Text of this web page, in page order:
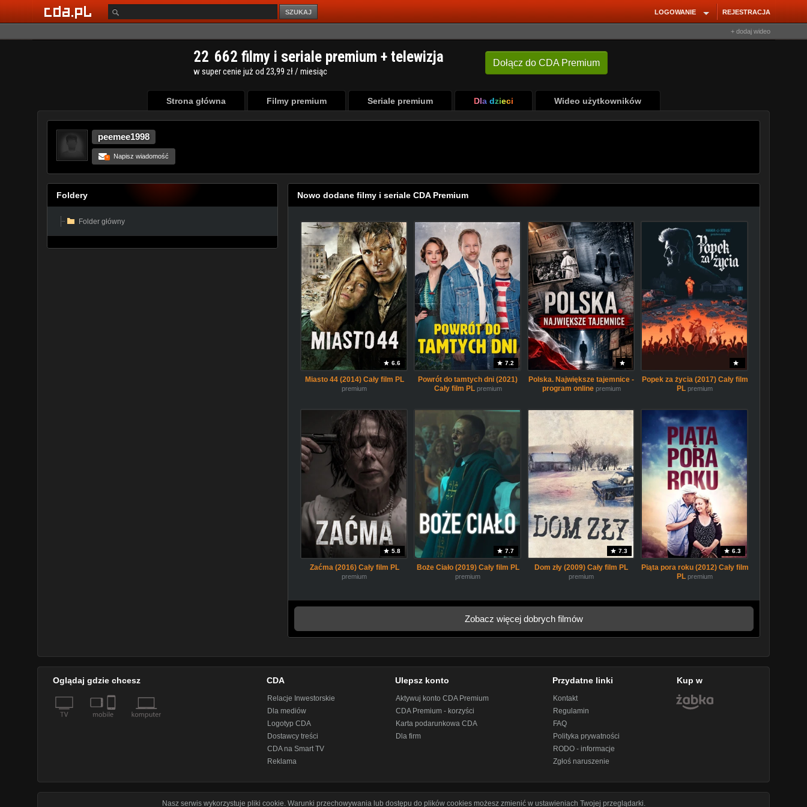
SZUKAJ LOGOWANIE REJESTRACJA
+ dodaj wideo
Strona główna Filmy premium Seriale premium Dla dzieci Wideo użytkowników
peemee1998
+ Napisz wiadomość
Foldery
Folder główny
Nowo dodane filmy i seriale CDA Premium
6.6
Miasto 44 (2014) Cały film PL
premium
7.2
Powrót do tamtych dni (2021)
Cały film PL premium
Polska. Największe tajemnice -
program online premium
Popek za życia (2017) Cały film
PL premium
5.8
Zaćma (2016) Cały film PL
premium
7.7
Boże Ciało (2019) Cały film PL
premium
7.3
Dom zły (2009) Cały film PL
premium
6.3
Piąta pora roku (2012) Cały film
PL premium
Zobacz więcej dobrych filmów
Oglądaj gdzie chcesz CDA
Relacje Inwestorskie
Dla mediów
Logotyp CDA
Dostawcy treści
CDA na Smart TV
Reklama
Ulepsz konto
Aktywuj konto CDA Premium
CDA Premium - korzyści
Karta podarunkowa CDA
Dla firm
Przydatne linki
Kontakt
Regulamin
FAQ
Polityka prywatności
RODO - informacje
Zgłoś naruszenie
Kup w
Nasz serwis wykorzystuje pliki cookie. Warunki przechowywania lub dostępu do plików cookies możesz zmienić w ustawieniach Twojej przeglądarki.